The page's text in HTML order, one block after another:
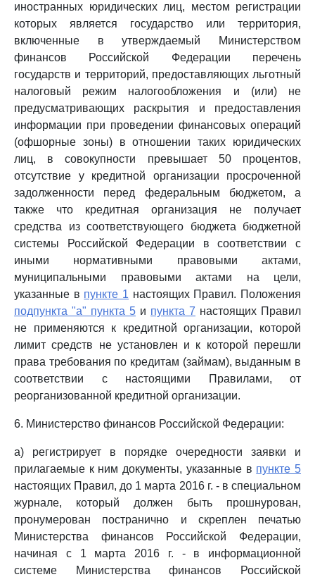
иностранных юридических лиц, местом регистрации
которых является государство или территория,
включенные в утверждаемый Министерством
финансов Российской Федерации перечень
государств и территорий, предоставляющих льготный
налоговый режим налогообложения и (или) не
предусматривающих раскрытия и предоставления
информации при проведении финансовых операций
(офшорные зоны) в отношении таких юридических
лиц, в совокупности превышает 50 процентов,
отсутствие у кредитной организации просроченной
задолженности перед федеральным бюджетом, а
также что кредитная организация не получает
средства из соответствующего бюджета бюджетной
системы Российской Федерации в соответствии с
иными нормативными правовыми актами,
муниципальными правовыми актами на цели,
указанные в пункте 1 настоящих Правил. Положения
подпункта "а" пункта 5 и пункта 7 настоящих Правил
не применяются к кредитной организации, которой
лимит средств не установлен и к которой перешли
права требования по кредитам (займам), выданным в
соответствии с настоящими Правилами, от
реорганизованной кредитной организации.
6. Министерство финансов Российской Федерации:
а) регистрирует в порядке очередности заявки и
прилагаемые к ним документы, указанные в пункте 5
настоящих Правил, до 1 марта 2016 г. - в специальном
журнале, который должен быть прошнурован,
пронумерован постранично и скреплен печатью
Министерства финансов Российской Федерации,
начиная с 1 марта 2016 г. - в информационной
системе Министерства финансов Российской